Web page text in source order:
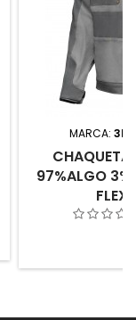
MARCA: 3L
97%ALGO